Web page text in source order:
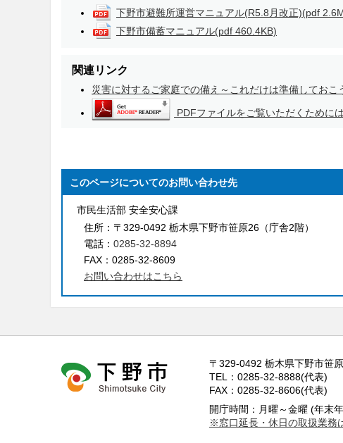
下野市避難所運営マニュアル(R5.8月改正)(pdf
下野市備蓄マニュアル(pdf 460.4KB)
関連リンク
災害に対するご家庭での備え～これだけは準備してお
PDFファイルをご覧いただくために
このページについてのお問い合わせ先
市民生活部 安全安心課
住所： 〒329-0492 栃木県下野市笹原26（庁舎2階）
電話： 0285-32-8894
FAX： 0285-32-8609
お問い合わせはこちら
〒329-0492 栃木県下野市笹
TEL：0285-32-8888(代表)
FAX：0285-32-8606(代表)
開庁時間：月曜～金曜 (年末
※窓口延長・休日の取扱業務